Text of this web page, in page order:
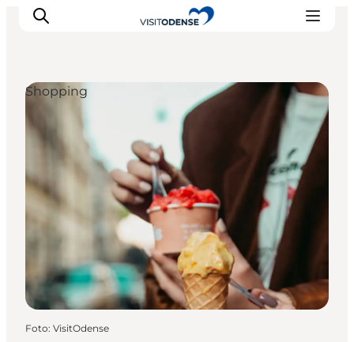
Odense erleben
Veranstaltungen
Reiseplanung
Inspiration
Shopping
Foto: VisitOdense